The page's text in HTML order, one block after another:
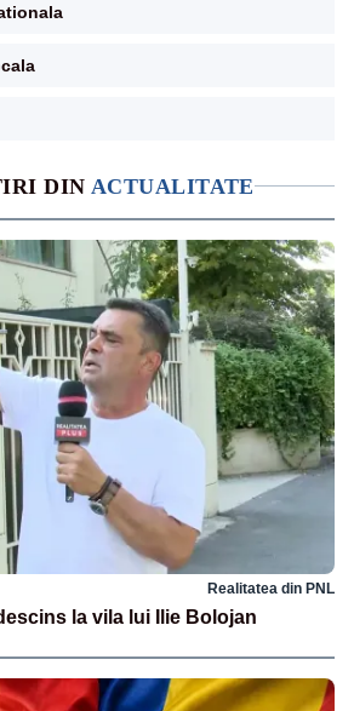
DIN ACTUALITATE
Realitatea din PNL
la vila lui Ilie Bolojan